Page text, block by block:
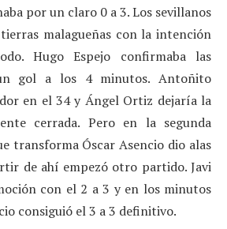
por un claro 0 a 3. Los sevillanos
malagueñas con la intención
Hugo Espejo confirmaba las
gol a los 4 minutos. Antoñito
en el 34 y Ángel Ortiz dejaría la
cerrada. Pero en la segunda
transforma Óscar Asencio dio alas
de ahí empezó otro partido. Javi
con el 2 a 3 y en los minutos
consiguió el 3 a 3 definitivo.